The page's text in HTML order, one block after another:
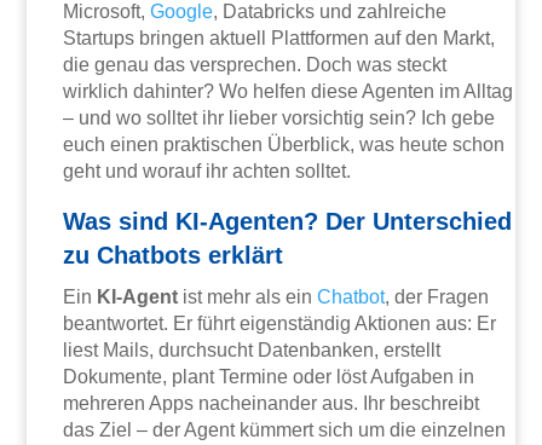
Microsoft,Google, Databricks und zahlreiche
Startups bringen aktuell Plattformen auf den Markt,
die genau das versprechen. Doch was steckt
wirklich dahinter? Wo helfen diese Agenten im Alltag
– und wo solltet ihr lieber vorsichtig sein? Ich gebe
euch einen praktischen Überblick, was heute schon
geht und worauf ihr achten solltet.
Was sind KI-Agenten? Der Unterschied
zu Chatbots erklärt
Ein KI-Agent ist mehr als einChatbot, der Fragen
beantwortet. Er führt eigenständig Aktionen aus: Er
liest Mails, durchsucht Datenbanken, erstellt
Dokumente, plant Termine oder löst Aufgaben in
mehreren Apps nacheinander aus. Ihr beschreibt
das Ziel – der Agent kümmert sich um die einzelnen